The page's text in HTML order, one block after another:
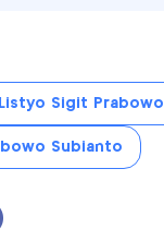
Sigit Prabowo
Subianto